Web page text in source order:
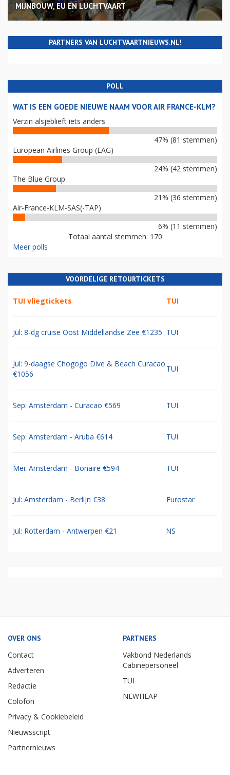
MIJNBOUW, EU EN LUCHTVAART
PARTNERS VAN LUCHTVAARTNIEUWS.NL!
POLL
WAT IS EEN GOEDE NIEUWE NAAM VOOR AIR FRANCE-KLM?
Verzin alsjeblieft iets anders
47% (81 stemmen)
European Airlines Group (EAG)
24% (42 stemmen)
The Blue Group
21% (36 stemmen)
Air-France-KLM-SAS(-TAP)
6% (11 stemmen)
Totaal aantal stemmen: 170
Meer polls
VOORDELIGE RETOURTICKETS
TUI vliegtickets TUI
Jul: 8-dg cruise Oost Middellandse Zee €1235 TUI
Jul: 9-daagse Chogogo Dive & Beach Curacao
€1056
TUI
Sep: Amsterdam - Curacao €569 TUI
Sep: Amsterdam - Aruba €614 TUI
Mei: Amsterdam - Bonaire €594 TUI
Jul: Amsterdam - Berlijn €38 Eurostar
Jul: Rotterdam - Antwerpen €21 NS
OVER ONS
Contact
Adverteren
Redactie
Colofon
Privacy & Cookiebeleid
Nieuwsscript
Partnernieuws
PARTNERS
Vakbond Nederlands
Cabinepersoneel
TUI
NEWHEAP